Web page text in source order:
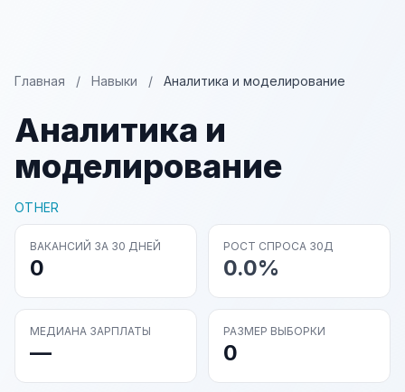
Главная / Навыки / Аналитика и моделирование
Аналитика и
моделирование
OTHER
ВАКАНСИЙ ЗА 30 ДНЕЙ
0
РОСТ СПРОСА 30Д
0.0%
МЕДИАНА ЗАРПЛАТЫ
—
РАЗМЕР ВЫБОРКИ
0